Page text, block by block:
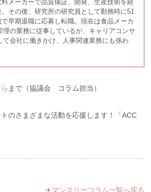
料メーカーで品質保証、開発、生産技術を経
。その後、研究所の研究員として勤務時に51
で早期退職に応募し転職。現在は食品メーカ
理の業務に従事しているが、キャリアコンサ
て会社に働きかけ、人事関連業務にも係わ
まで（協議会 コラム担当）
のさまざまな活動を応援します！「ACC
マンスリーコラム一覧へ戻る